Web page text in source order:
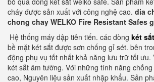
cháy được sản xuất với công nghệ cao. dia
chong chay WELKO Fire Resistant Safes
Hệ thống máy dập tiên tiến. các dòng két
bề mặt két sắt được sơn chống gỉ sét. bên
động phụ vụ tốt nhất khả năng lưu trữ tối ưu.
két sắt âm tường. Với những tính năng
cao, Nguyên liệu sản xuất nhập khẩu. Sản